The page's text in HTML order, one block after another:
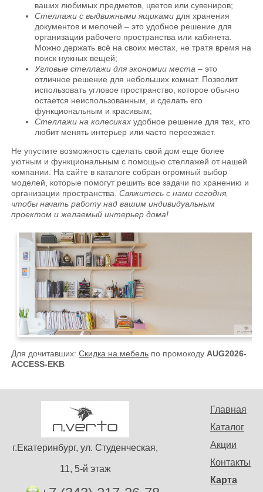
ваших любимых предметов, цветов или сувениров;
Стеллажи с выдвижными ящиками для хранения
документов и мелочей – это удобное решение для
организации рабочего пространства или кабинета.
Можно держать всё на своих местах, не тратя время на
поиск нужных вещей;
Угловые стеллажи для экономии места – это
отличное решение для небольших комнат. Позволит
использовать угловое пространство, которое обычно
остается неиспользованным, и сделать его
функциональным и красивым;
Стеллажи на колесиках удобное решение для тех, кто
любит менять интерьер или часто переезжает.
Не упустите возможность сделать свой дом еще более
уютным и функциональным с помощью стеллажей от нашей
компании. На сайте в каталоге собран огромный выбор
моделей, которые помогут решить все задачи по хранению и
организации пространства. Свяжитесь с нами сегодня,
чтобы начать работу над вашим индивидуальным
проектом и желаемый интерьер дома!
Для дочитавших: Скидка на мебель по промокоду AUG2026-
ACCESS-EKB
Главная
Каталог
Акции
Контакты
Карта
г.Екатеринбург, ул. Студенческая,
11, 5-й этаж